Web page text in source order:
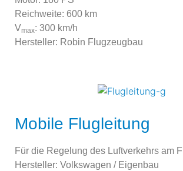
Reichweite: 600 km
Vmax: 300 km/h
Hersteller: Robin Flugzeugbau
Mobile Flugleitung
Für die Regelung des Luftverkehrs am
Hersteller: Volkswagen / Eigenbau